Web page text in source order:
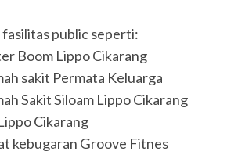
public seperti:
Boom Lippo Cikarang
sakit Permata Keluarga
Sakit Siloam Lippo Cikarang
Cikarang
kebugaran Groove Fitnes